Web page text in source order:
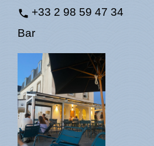
phone +33 2 98 59 47 34
Bar